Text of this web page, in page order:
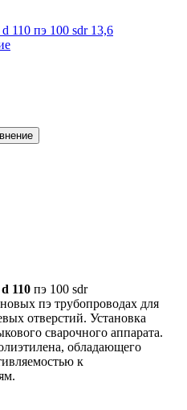
110 пэ 100 sdr
пэ трубопроводах для
отверстий. Установка
сварочного аппарата.
обладающего
к